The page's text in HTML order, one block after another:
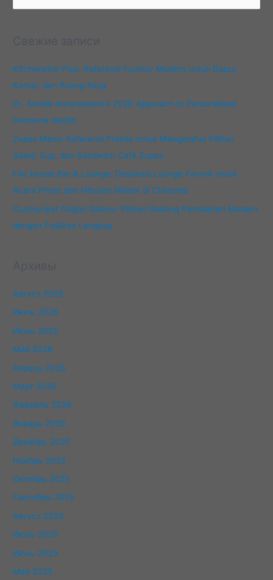
Investing:
Learn
Property
:Kitchenette-Plus: Referensi Furnitur Modern untuk Dapur,
Kamar, dan Ruang Kerja
Dr. Amalia Annaradnam’s 2026 Approach to Personalised
Hormone Health
Zupas Menu: Referensi Praktis untuk Mengetahui Pilihan
Salad, Sup, dan Sandwich Café Zupas
Fire House Bar & Lounge: Destinasi Lounge Favorit untuk
Acara Privat dan Hiburan Malam di Charlotte
Cumhuriyet Düğün Salonu: Pilihan Gedung Pernikahan Modern
dengan Fasilitas Lengkap
Август 2026
Июль 2026
Июнь 2026
Май 2026
Апрель 2026
Март 2026
Февраль 2026
Январь 2026
Декабрь 2025
Ноябрь 2025
Октябрь 2025
Сентябрь 2025
Август 2025
Июль 2025
Июнь 2025
Май 2025